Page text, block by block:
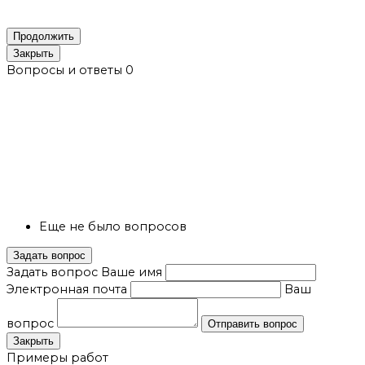
Продолжить
Закрыть
Вопросы и ответы 0
Еще не было вопросов
Задать вопрос
Задать вопрос Ваше имя
Электронная почта
Ваш
вопрос
Отправить вопрос
Закрыть
Примеры работ